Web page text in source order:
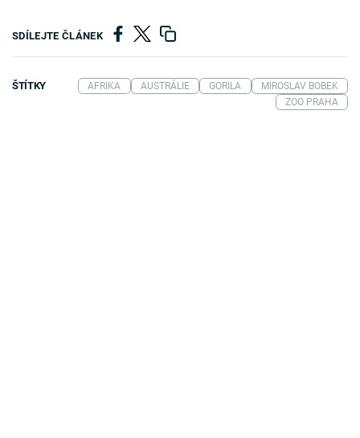
SDÍLEJTE ČLÁNEK
ŠTÍTKY AFRIKA AUSTRÁLIE GORILA
MIROSLAV BOBEK
ZOO PRAHA